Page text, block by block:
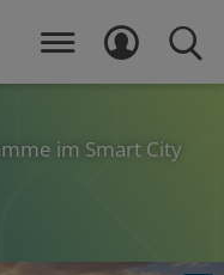
MENÜ LOGIN
im Smart City